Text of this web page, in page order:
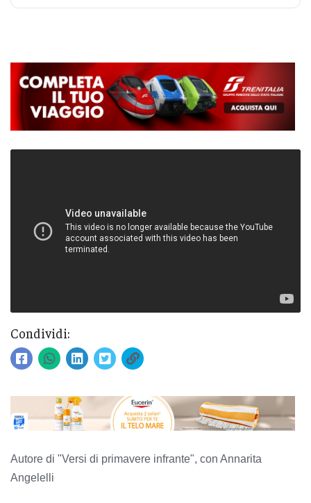
Condividi:
Autore di "Versi di primavere infrante", con Annarita
Angelelli